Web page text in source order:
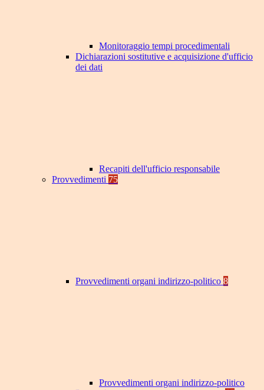
Monitoraggio tempi procedimentali
Dichiarazioni sostitutive e acquisizione d'ufficio
dei dati
Recapiti dell'ufficio responsabile
Provvedimenti 75
Provvedimenti organi indirizzo-politico 8
Provvedimenti organi indirizzo-politico